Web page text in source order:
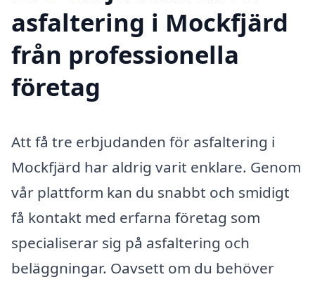
asfaltering i Mockfjärd
från professionella
företag
Att få tre erbjudanden för asfaltering i
Mockfjärd har aldrig varit enklare. Genom
vår plattform kan du snabbt och smidigt
få kontakt med erfarna företag som
specialiserar sig på asfaltering och
beläggningar. Oavsett om du behöver